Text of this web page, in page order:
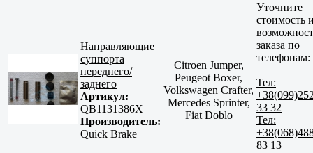
Направляющие
суппорта
переднего/
заднего
Артикул:
QB1131386X
Производитель:
Quick Brake
Citroen Jumper,
Peugeot Boxer,
Volkswagen Crafter,
Mercedes Sprinter,
Fiat Doblo
Уточните
стоимость
заказа по
телефонам:
Тел:
33 32
Тел:
83 13